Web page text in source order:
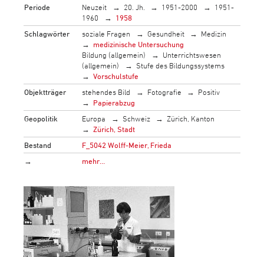
Periode
Neuzeit 20. Jh. 1951-2000
1951-
1960
1958
Schlagwörter
soziale Fragen Gesundheit
Medizin
medizinische Untersuchung
Bildung (allgemein)
Unterrichtswesen
(allgemein)
Stufe des Bildungssystems
Vorschulstufe
Objektträger
stehendes Bild Fotografie
Positiv
Papierabzug
Geopolitik
Europa Schweiz
Zürich, Kanton
Zürich, Stadt
Bestand
F_5042 Wolff-Meier, Frieda
→
mehr…